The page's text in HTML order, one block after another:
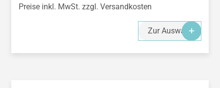
Preise inkl. MwSt. zzgl. Versandkosten
Zur Auswahl